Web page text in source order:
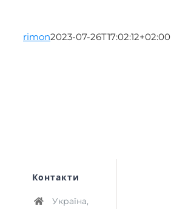
rimon2023-07-26T17:02:12+02:00
Контакти
Україна,